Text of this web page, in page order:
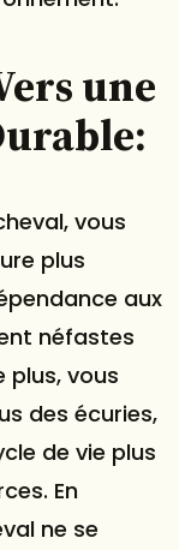
une
vous
plus
aux
néfastes
plus, vous
des écuries,
de vie plus
En
ne se